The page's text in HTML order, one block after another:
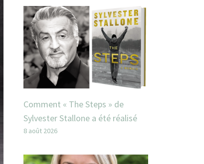
Comment « The Steps » de
Sylvester Stallone a été réalisé
8 août 2026